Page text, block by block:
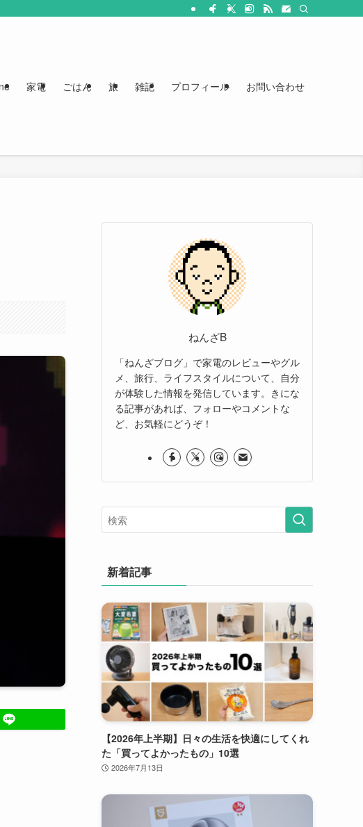
家電 ごはん 旅 雑記 プロフィール お問い合わせ
ねんざB
「ねんざブログ」で家電のレビューやグル
メ、旅行、ライフスタイルについて、自分
が体験した情報を発信しています。きにな
る記事があれば、フォローやコメントな
ど、お気軽にどうぞ！
新着記事
【2026年上半期】日々の生活を快適にしてくれ
た「買ってよかったもの」10選
2026年7月13日